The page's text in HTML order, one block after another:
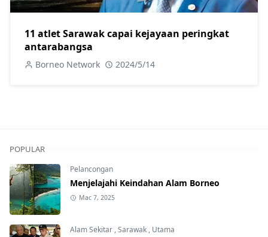
11 atlet Sarawak capai kejayaan peringkat
antarabangsa
Borneo Network 2024/5/14
POPULAR
Pelancongan
Menjelajahi Keindahan Alam Borneo
Mac 7, 2025
Alam Sekitar ,Sarawak , Utama